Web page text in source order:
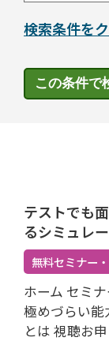
検索条件を
この条件で
テストでも
るシミュレ
無料セミナー
ホーム セミ
極めづらい能
とは 視聴お